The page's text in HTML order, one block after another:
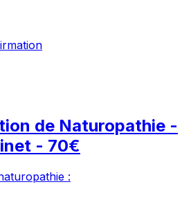
de Naturopathie -
- 70€
: